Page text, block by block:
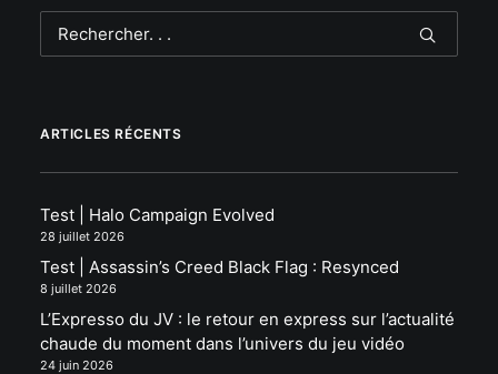
ARTICLES RÉCENTS
Test | Halo Campaign Evolved
28 juillet 2026
Test | Assassin’s Creed Black Flag : Resynced
8 juillet 2026
L’Expresso du JV : le retour en express sur l’actualité
chaude du moment dans l’univers du jeu vidéo
24 juin 2026